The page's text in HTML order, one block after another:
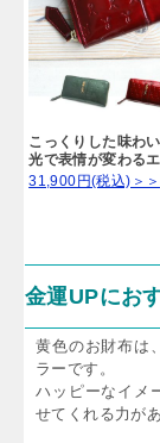
こっくりした味わ
光で表情が変わる
31,900円(税込)＞＞
金運UPにお
黄色のお財布は
ラーです。
ハッピーなイメ
せてくれる力が